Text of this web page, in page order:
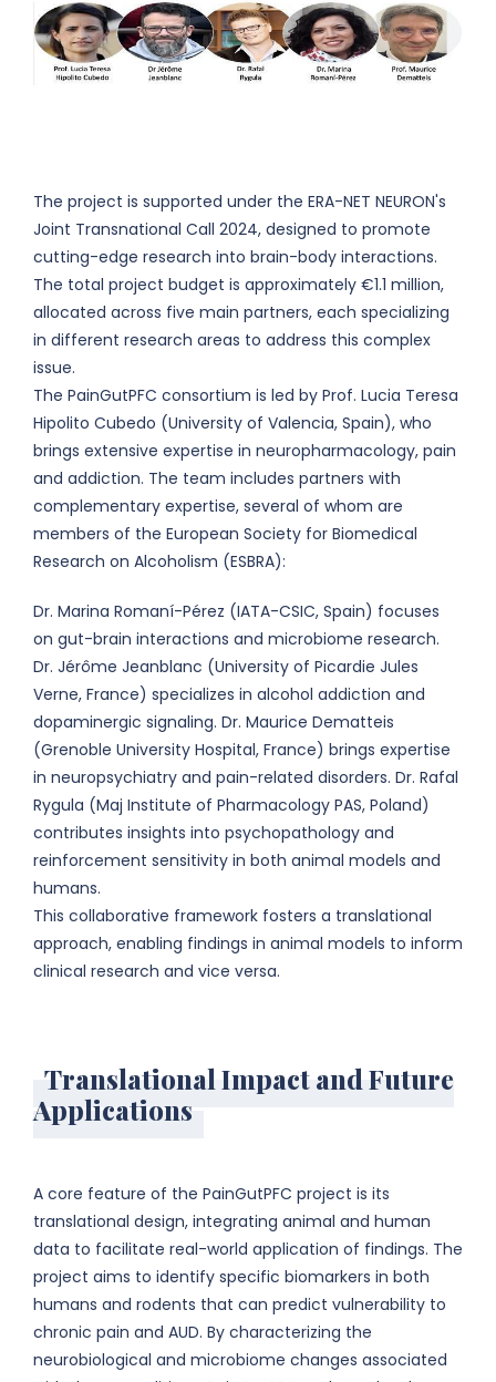
The project is supported under the ERA-NET NEURON's
Joint Transnational Call 2024, designed to promote
cutting-edge research into brain-body interactions.
The total project budget is approximately €1.1 million,
allocated across five main partners, each specializing
in different research areas to address this complex
issue.
The PainGutPFC consortium is led by Prof. Lucia Teresa
Hipolito Cubedo (University of Valencia, Spain), who
brings extensive expertise in neuropharmacology, pain
and addiction. The team includes partners with
complementary expertise, several of whom are
members of the European Society for Biomedical
Research on Alcoholism (ESBRA):
Dr. Marina Romaní-Pérez (IATA-CSIC, Spain) focuses
on gut-brain interactions and microbiome research.
Dr. Jérôme Jeanblanc (University of Picardie Jules
Verne, France) specializes in alcohol addiction and
dopaminergic signaling. Dr. Maurice Dematteis
(Grenoble University Hospital, France) brings expertise
in neuropsychiatry and pain-related disorders. Dr. Rafal
Rygula (Maj Institute of Pharmacology PAS, Poland)
contributes insights into psychopathology and
reinforcement sensitivity in both animal models and
humans.
This collaborative framework fosters a translational
approach, enabling findings in animal models to inform
clinical research and vice versa.
Translational Impact and Future
Applications
A core feature of the PainGutPFC project is its
translational design, integrating animal and human
data to facilitate real-world application of findings. The
project aims to identify specific biomarkers in both
humans and rodents that can predict vulnerability to
chronic pain and AUD. By characterizing the
neurobiological and microbiome changes associated